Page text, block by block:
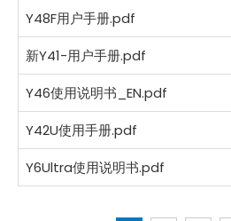
Y48F用户手册.pdf
新Y41-用户手册.pdf
Y46使用说明书_EN.pdf
Y42U使用手册.pdf
Y6Ultra使用说明书.pdf